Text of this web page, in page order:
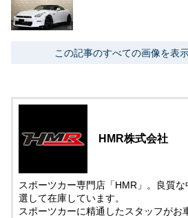
この記事のすべての画像を表
HMR株式会社
スポーツカー専門店「HMR」。良質
選して在庫しています。
スポーツカーに精通したスタッフがお